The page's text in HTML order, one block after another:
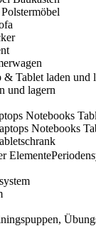
Tablet laden und
und lagern
Notebooks
Notebooks
Elemente